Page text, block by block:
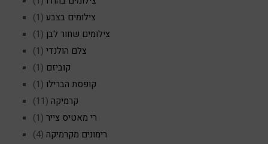
צילומים בצבע (1)
צילומים שחור לבן (1)
צלם הולנדי (1)
קוביזם (1)
קופסת הברילו (1)
קרמיקה (11)
רי מאטיס צייר (1)
רימונים מקרמיקה (4)